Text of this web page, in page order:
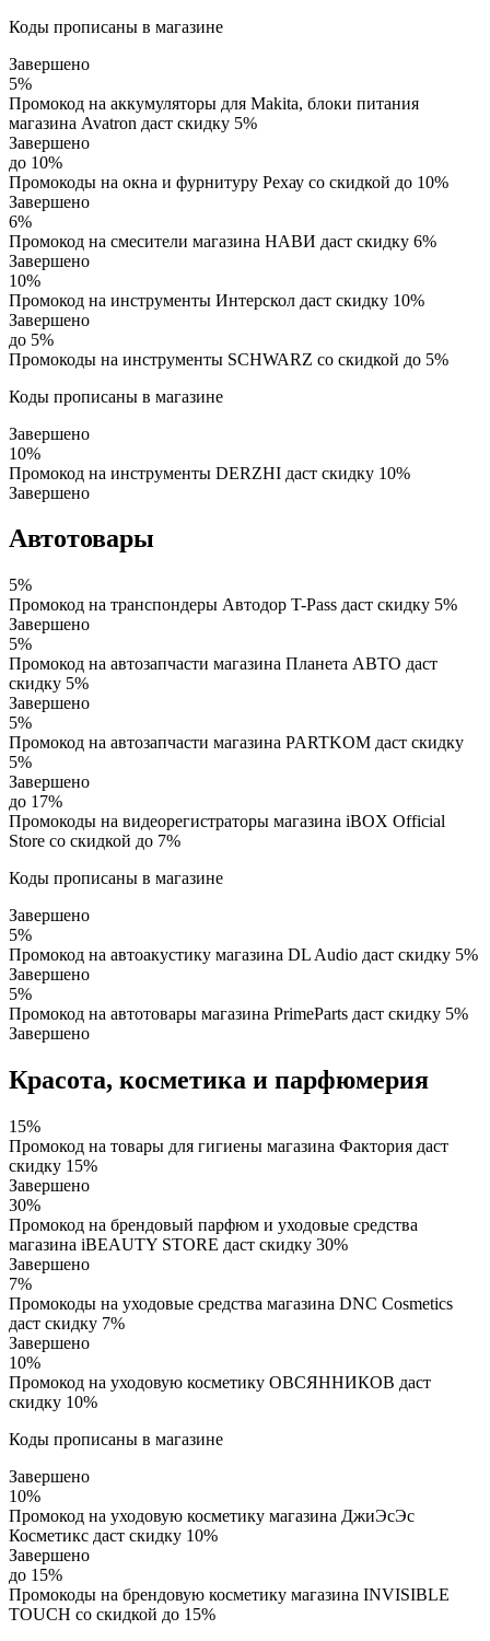
Коды прописаны в магазине
Завершено
5%
Промокод на аккумуляторы для Makita, блоки питания
магазина Avatron даст скидку 5%
Завершено
до 10%
Промокоды на окна и фурнитуру Рехау со скидкой до 10%
Завершено
6%
Промокод на смесители магазина НАВИ даст скидку 6%
Завершено
10%
Промокод на инструменты Интерскол даст скидку 10%
Завершено
до 5%
Промокоды на инструменты SCHWARZ со скидкой до 5%
Коды прописаны в магазине
Завершено
10%
Промокод на инструменты DERZHI даст скидку 10%
Завершено
Автотовары
5%
Промокод на транспондеры Автодор T-Pass даст скидку 5%
Завершено
5%
Промокод на автозапчасти магазина Планета АВТО даст
скидку 5%
Завершено
5%
Промокод на автозапчасти магазина PARTKOM даст скидку
5%
Завершено
до 17%
Промокоды на видеорегистраторы магазина iBOX Official
Store со скидкой до 7%
Коды прописаны в магазине
Завершено
5%
Промокод на автоакустику магазина DL Audio даст скидку 5%
Завершено
5%
Промокод на автотовары магазина PrimeParts даст скидку 5%
Завершено
Красота, косметика и парфюмерия
15%
Промокод на товары для гигиены магазина Фактория даст
скидку 15%
Завершено
30%
Промокод на брендовый парфюм и уходовые средства
магазина iBEAUTY STORE даст скидку 30%
Завершено
7%
Промокоды на уходовые средства магазина DNC Cosmetics
даст скидку 7%
Завершено
10%
Промокод на уходовую косметику ОВСЯННИКОВ даст
скидку 10%
Коды прописаны в магазине
Завершено
10%
Промокод на уходовую косметику магазина ДжиЭсЭс
Косметикс даст скидку 10%
Завершено
до 15%
Промокоды на брендовую косметику магазина INVISIBLE
TOUCH со скидкой до 15%